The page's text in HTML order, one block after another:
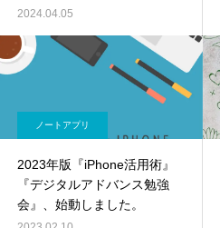
2024.04.05
ノートアプリ
2023年版『iPhone活用術』
『デジタルアドバンス勉強
会』、始動しました。